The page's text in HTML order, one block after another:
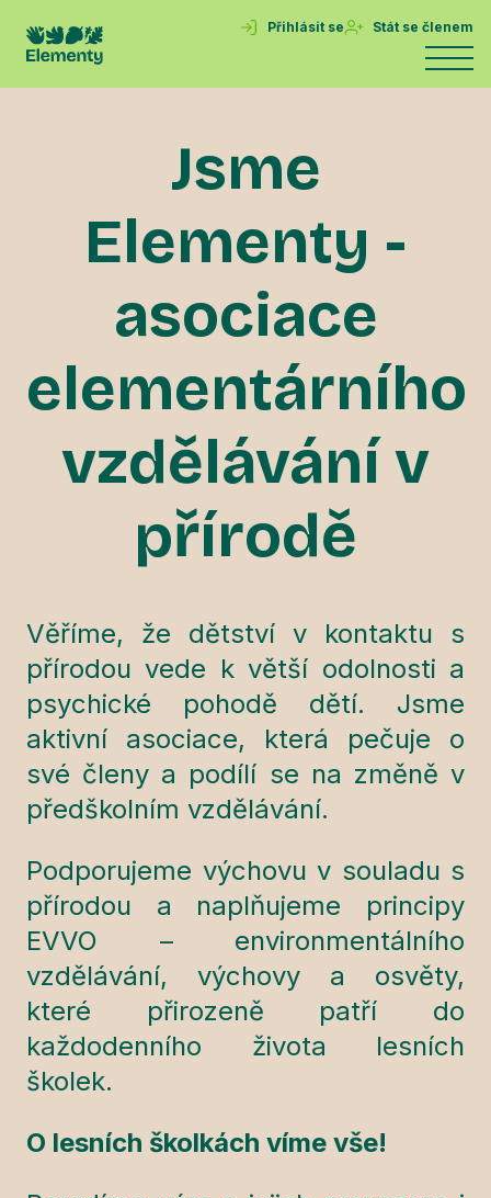
Přihlásit se Stát se členem
Jsme
Elementy -
asociace
elementárního
vzdělávání v
přírodě
Věříme, že dětství v kontaktu s
přírodou vede k větší odolnosti a
psychické pohodě dětí. Jsme
aktivní asociace, která pečuje o
své členy a podílí se na změně v
předškolním vzdělávání.
Podporujeme výchovu v souladu s
přírodou a naplňujeme principy
EVVO – environmentálního
vzdělávání, výchovy a osvěty,
které přirozeně patří do
každodenního života lesních
školek.
O lesních školkách víme vše!